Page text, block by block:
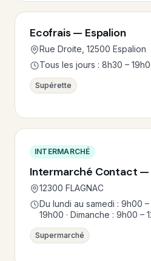
Ecofrais — Espalion
Rue Droite, 12500 Espalion
Tous les jours : 8h30 –
Supérette
INTERMARCHÉ
Intermarché Contact —
12300 FLAGNAC
Du lundi au samedi : 9h00
19h00 · Dimanche : 9h00 –
Supermarché